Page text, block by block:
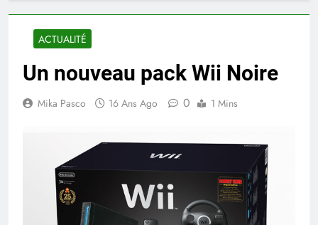
ACTUALITÉ
Un nouveau pack Wii Noire
Mika Pasco 16 Ans Ago 0 1 Mins